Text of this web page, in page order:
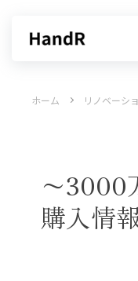
ホーム リノベーシ
〜3000
購入情